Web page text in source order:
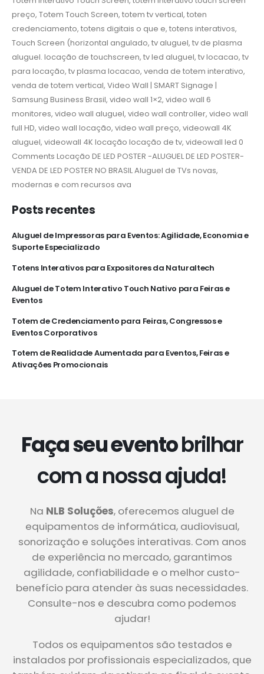
preço, Totem Touch Screen, totem tv vertical, toten
credenciamento, totens digitais o que e, totens interativos,
Touch Screen (horizontal angulado, tv aluguel, tv de plasma
aluguel. locação de touchscreen, tv led aluguel, tv locacao, tv
para locação, tv plasma locacao, venda de totem interativo,
venda de totem vertical, Video Wall | SMART Signage |
Samsung Business Brasil, video wall 1×2, video wall 6
monitores, video wall aluguel, video wall controller, video wall
full HD, video wall locação, video wall preço, videowall 4K
aluguel, videowall 4K locação locação de tv, videowall led 0
Comments Locação DE LED POSTER -ALUGUEL DE LED POSTER-
VENDA DE LED POSTER NO BRASIL Aluguel de TVs novas,
modernas e com recursos ava
Posts recentes
Aluguel de Impressoras para Eventos: Agilidade, Economia e
Suporte Especializado
Totens Interativos para Expositores da Naturaltech
Aluguel de Totem Interativo Touch Nativo para Feiras e
Eventos
Totem de Credenciamento para Feiras, Congressos e
Eventos Corporativos
Totem de Realidade Aumentada para Eventos, Feiras e
Ativações Promocionais
Faça seu eventobrilhar
com a nossa ajuda!
Na NLB Soluções, oferecemos aluguel de
equipamentos de informática, audiovisual,
sonorização e soluções interativas. Com anos
de experiência no mercado, garantimos
agilidade, confiabilidade e o melhor custo-
benefício para atender às suas necessidades.
Consulte-nos e descubra como podemos
ajudar!
Todos os equipamentos são testados e
instalados por profissionais especializados, que